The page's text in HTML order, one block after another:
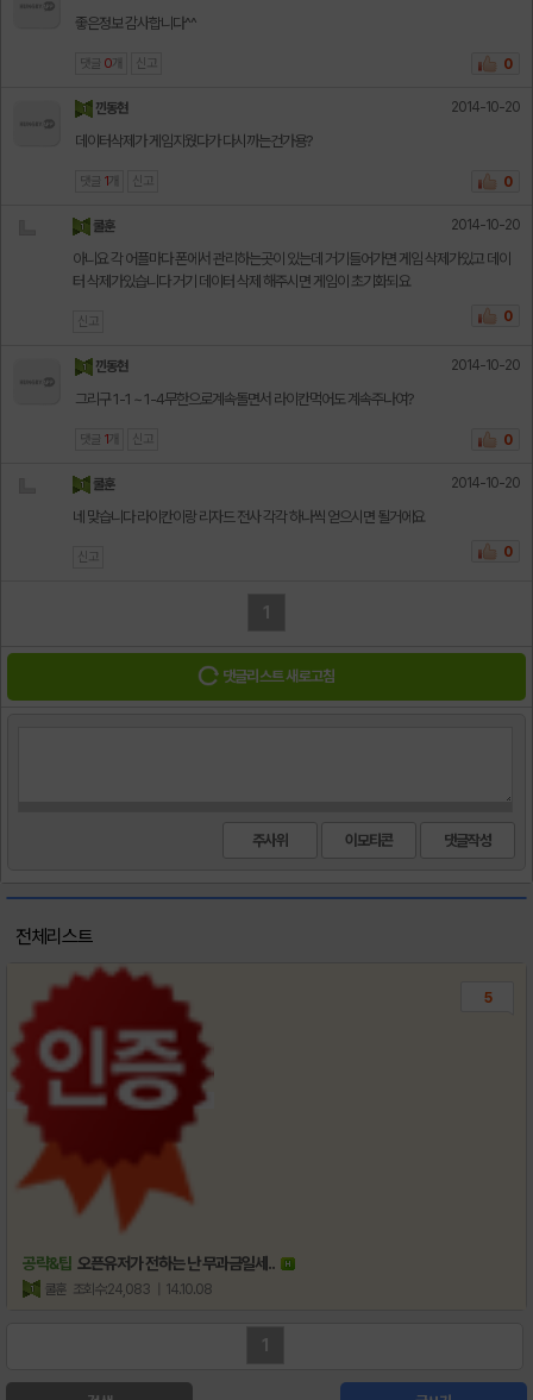
좋은정보 감사합니다^^
댓글 0 개 신고 0
낀동현 2014-10-20
데이터삭제가 게임지웠다가 다시까는건가용?
댓글 1 개 신고 0
쿨훈 2014-10-20
아니요 각 어플마다 폰에서 관리하는곳이 있는데 거기들어가면 게임 삭제가있고 데이
터 삭제가있습니다 거기 데이터 삭제 해주시면 게임이 초기화되요
신고 0
낀동현 2014-10-20
그리구 1-1 ~ 1-4무한으로계속돌면서 라이칸먹어도 계속주나여?
댓글 1 개 신고 0
쿨훈 2014-10-20
네 맞습니다 라이칸이랑 리자드 전사 각각 하나씩 얻으시면 될거에요
신고 0
1
댓글리스트 새로고침
주사위 이모티콘
전체리스트
공략&팁 오픈유저가 전하는 난 무과금일세..
쿨훈 조회수:24,083 | 14.10.08
5
1